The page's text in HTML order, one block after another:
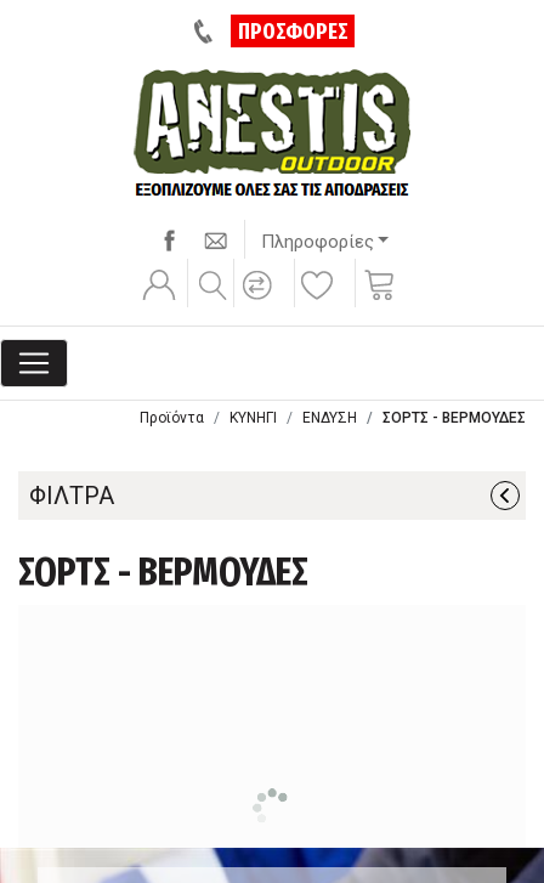
ΠΡΟΣΦΟΡΕΣ
Πληροφορίες
Προϊόντα ΚΥΝΗΓΙ ΕΝΔΥΣΗ ΣΟΡΤΣ - ΒΕΡΜΟΥΔΕΣ
ΦΙΛΤΡΑ
ΣΟΡΤΣ - ΒΕΡΜΟΥΔΕΣ